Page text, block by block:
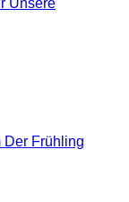
Der Frühling